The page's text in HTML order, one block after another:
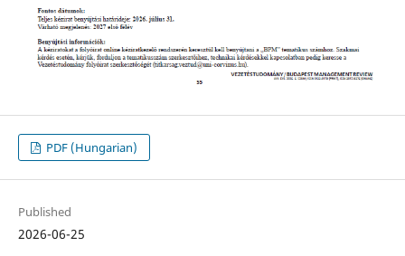
PDF (Hungarian)
Published
2026-06-25